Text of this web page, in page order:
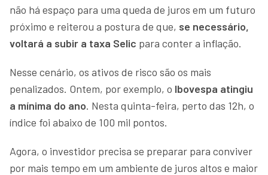
não há espaço para uma queda de juros em um futuro
próximo e reiterou a postura de que, se necessário,
voltará a subir a taxa Selic para conter a inflação.
Nesse cenário, os ativos de risco são os mais
penalizados. Ontem, por exemplo, o Ibovespa atingiu
a mínima do ano. Nesta quinta-feira, perto das 12h, o
índice foi abaixo de 100 mil pontos.
Agora, o investidor precisa se preparar para conviver
por mais tempo em um ambiente de juros altos e maior